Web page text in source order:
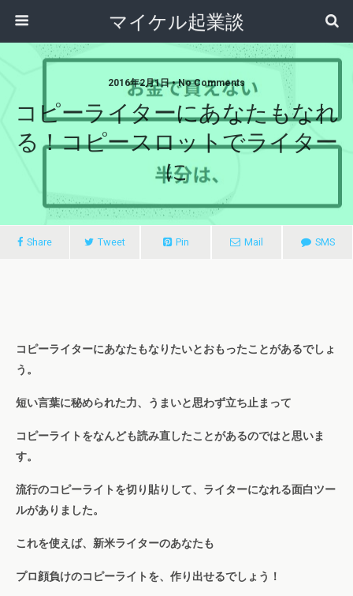
マイケル起業談
2016年2月1日 • No Comments
コピーライターにあなたもなれ
る！コピースロットでライター
に
Share Tweet Pin Mail SMS
コピーライターにあなたもなりたいとおもったことがあるでしょ
う。
短い言葉に秘められた力、うまいと思わず立ち止まって
コピーライトをなんども読み直したことがあるのではと思いま
す。
流行のコピーライトを切り貼りして、ライターになれる面白ツー
ルがありました。
これを使えば、新米ライターのあなたも
プロ顔負けのコピーライトを、作り出せるでしょう！